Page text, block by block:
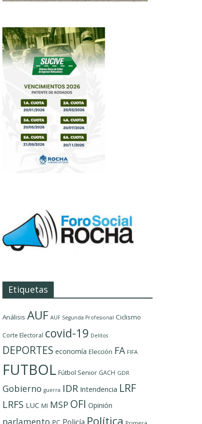
Etiquetas
Análisis AUF AUF Segunda Profesional Ciclismo
Corte Electoral covid-19 Delítos
DEPORTES economía Elección FA FIFA
FUTBOL Fútbol Senior GACH GDR
Gobierno guerra IDR Intendencia LRF
LRFS LUC MI MSP OFI Opinión
parlamento PC Política